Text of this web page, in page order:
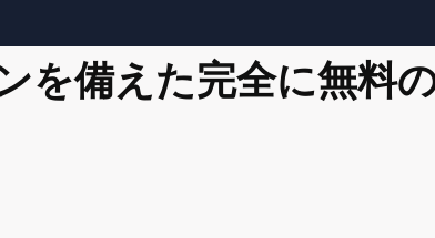
を備えた完全に無料